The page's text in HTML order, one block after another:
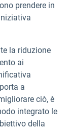
prendere in
la riduzione
ai
a
ciò, è
integrato le
della